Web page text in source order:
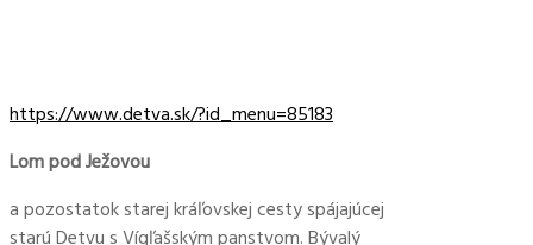
https://www.detva.sk/?id_menu=85183
Lom pod Ježovou
a pozostatok starej kráľovskej cesty spájajúcej
starú Detvu s Vígľašským panstvom. Bývalý